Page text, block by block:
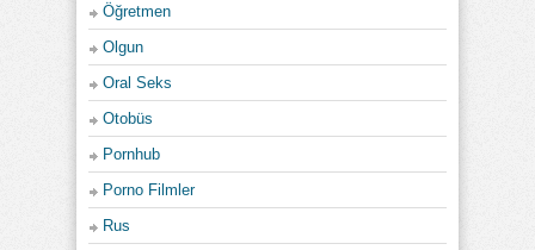
Öğretmen
Olgun
Oral Seks
Otobüs
Pornhub
Porno Filmler
Rus